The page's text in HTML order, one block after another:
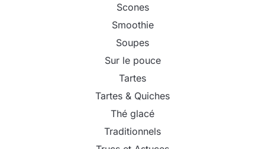
Scones
Smoothie
Soupes
Sur le pouce
Tartes
Tartes & Quiches
Thé glacé
Traditionnels